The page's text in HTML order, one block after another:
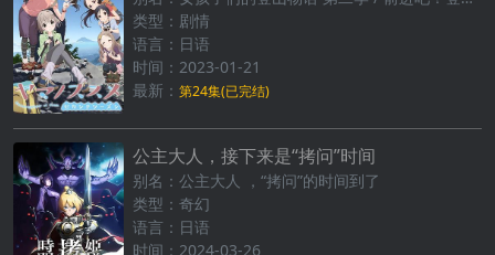
类型：剧情
语言：日语
时间：2023-01-21
最新： 第24集(已完结)
公主大人，接下来是“拷问”时间
别名：公主大人 ，“拷问”的时间到了
类型：奇幻
语言：日语
时间：2024-03-26